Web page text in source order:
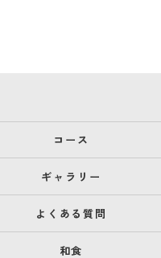
コース
ギャラリー
よくある質問
和食